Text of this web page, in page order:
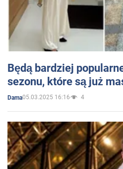
Będą bardziej
sezonu, które są już
Dama05.03.2025 16:16 4